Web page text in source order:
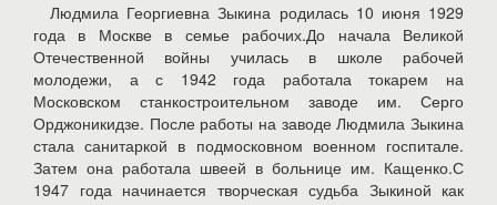
Людмила Георгиевна Зыкина родилась 10 июня 1929
года в Москве в семье рабочих.До начала Великой
Отечественной войны училась в школе рабочей
молодежи, а с 1942 года работала токарем на
Московском станкостроительном заводе им. Серго
Орджоникидзе. После работы на заводе Людмила Зыкина
стала санитаркой в подмосковном военном госпитале.
Затем она работала швеей в больнице им. Кащенко.С
1947 года начинается творческая судьба Зыкиной как